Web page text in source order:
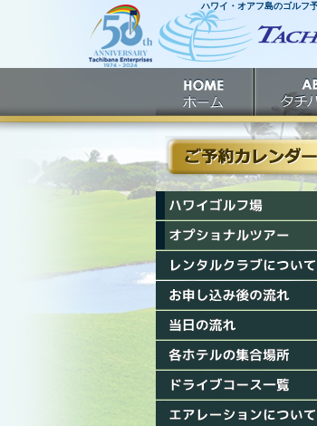
ハワイ・オアフ島のゴルフ
ホーム タチバナに
ご予約カレンダー
ハワイゴルフ場一覧
ハワイオプショナルツアー一覧
レンタルクラブについて
お申し込み後の流れ
当日の流れ
各ホテル集合場所
各ゴルフ場への行き方